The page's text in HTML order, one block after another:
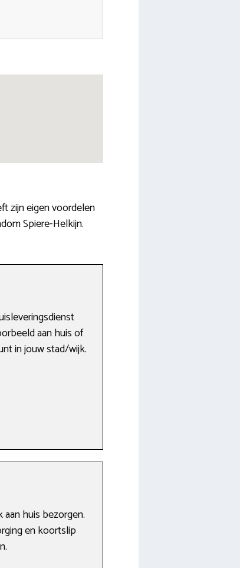
zijn eigen voordelen
Spiere-Helkijn.
aan huis of
in jouw stad/wijk.
huis bezorgen.
en koortslip